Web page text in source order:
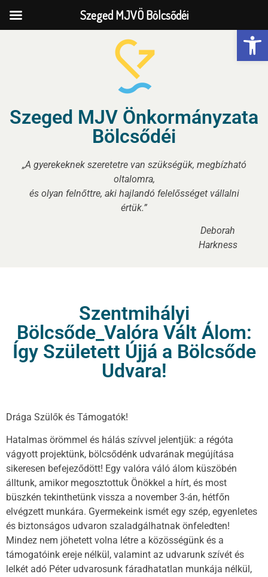
Szeged MJV Önkormányzata
Bölcsődéi
„A gyerekeknek szeretetre van szükségük, megbízható
oltalomra,
és olyan felnőttre, aki hajlandó felelősséget vállalni
értük.”
Deborah
Harkness
Szentmihályi
Bölcsőde_Valóra Vált Álom:
Így Született Újjá a Bölcsőde
Udvara!
Drága Szülők és Támogatók!
Hatalmas örömmel és hálás szívvel jelentjük: a régóta
vágyott projektünk, bölcsődénk udvarának megújítása
sikeresen befejeződött! Egy valóra váló álom küszöbén
álltunk, amikor megosztottuk Önökkel a hírt, és most
büszkén tekinthetünk vissza a november 3-án, hétfőn
elvégzett munkára. Gyermekeink ismét egy szép, egyenletes
és biztonságos udvaron szaladgálhatnak önfeledten!
Mindez nem jöhetett volna létre a közösségünk és a
támogatóink ereje nélkül, valamint az udvarunk szívét és
lelkét adó Péter udvarosunk fáradhatatlan munkája nélkül,
Szeged MJVÖ Bölcsődéi